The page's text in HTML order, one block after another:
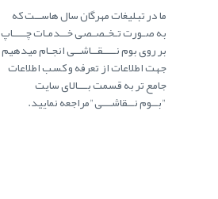
ما در تبلیغات مهرگان سال هاســت که
به صـورت تـخـصـصی خــدمـات چــــاپ
بر روی بوم نــــقــاشــی انجـام میدهیم
جهت اطلاعات از تعرفه و کسب اطلاعات
جامع تر به قسمت بـــالای سایت
"بــوم نــقاشـــی"مراجعه نمایید.